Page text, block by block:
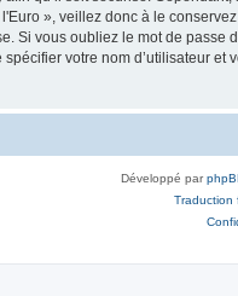
», veillez donc à le
Si vous oubliez le mot de
votre nom d’utilisateur
Développé par
Traduction